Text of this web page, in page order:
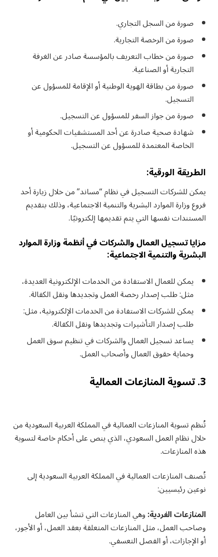
صورة من السجل التجاري.
صورة من الرخصة التجارية.
صورة من خطاب التعريف بالمؤسسة صادر عن الغرفة
التجارية أو الصناعية.
صورة من بطاقة الهوية الوطنية أو الإقامة للمسؤول عن
التسجيل.
صورة من جواز السفر للمسؤول عن التسجيل.
شهادة صحية صادرة عن أحد المستشفيات الحكومية أو
الخاصة المعتمدة للمسؤول عن التسجيل.
الطريقة الورقية:
يمكن للشركات التسجيل في نظام “مساند” من خلال زيارة أحد
فروع وزارة الموارد البشرية والتنمية الاجتماعية، وذلك بتقديم
المستندات نفسها التي يتم تقديمها إلكترونيًا.
مزايا تسجيل العمال والشركات في أنظمة وزارة الموارد
البشرية والتنمية الاجتماعية:
يمكن للعمال الاستفادة من الخدمات الإلكترونية العديدة،
مثل: طلب إصدار رخصة العمل وتجديدها ونقل الكفالة.
يمكن للشركات الاستفادة من الخدمات الإلكترونية، مثل:
طلب إصدار التأشيرات وتجديدها ونقل الكفالة.
يساعد تسجيل العمال والشركات في تنظيم سوق العمل
وحماية حقوق العمال وأصحاب العمل.
3. تسوية المنازعات العمالية
تُنظم تسوية المنازعات العمالية في المملكة العربية السعودية من
خلال نظام العمل السعودي، الذي ينص على أحكام خاصة لتسوية
هذه المنازعات.
تُصنف المنازعات العمالية في المملكة العربية السعودية إلى
نوعين رئيسيين:
المنازعات الفردية:وهي المنازعات التي تنشأ بين العامل
وصاحب العمل، مثل المنازعات المتعلقة بعقد العمل، أو الأجور،
أو الإجازات، أو الفصل التعسفي.